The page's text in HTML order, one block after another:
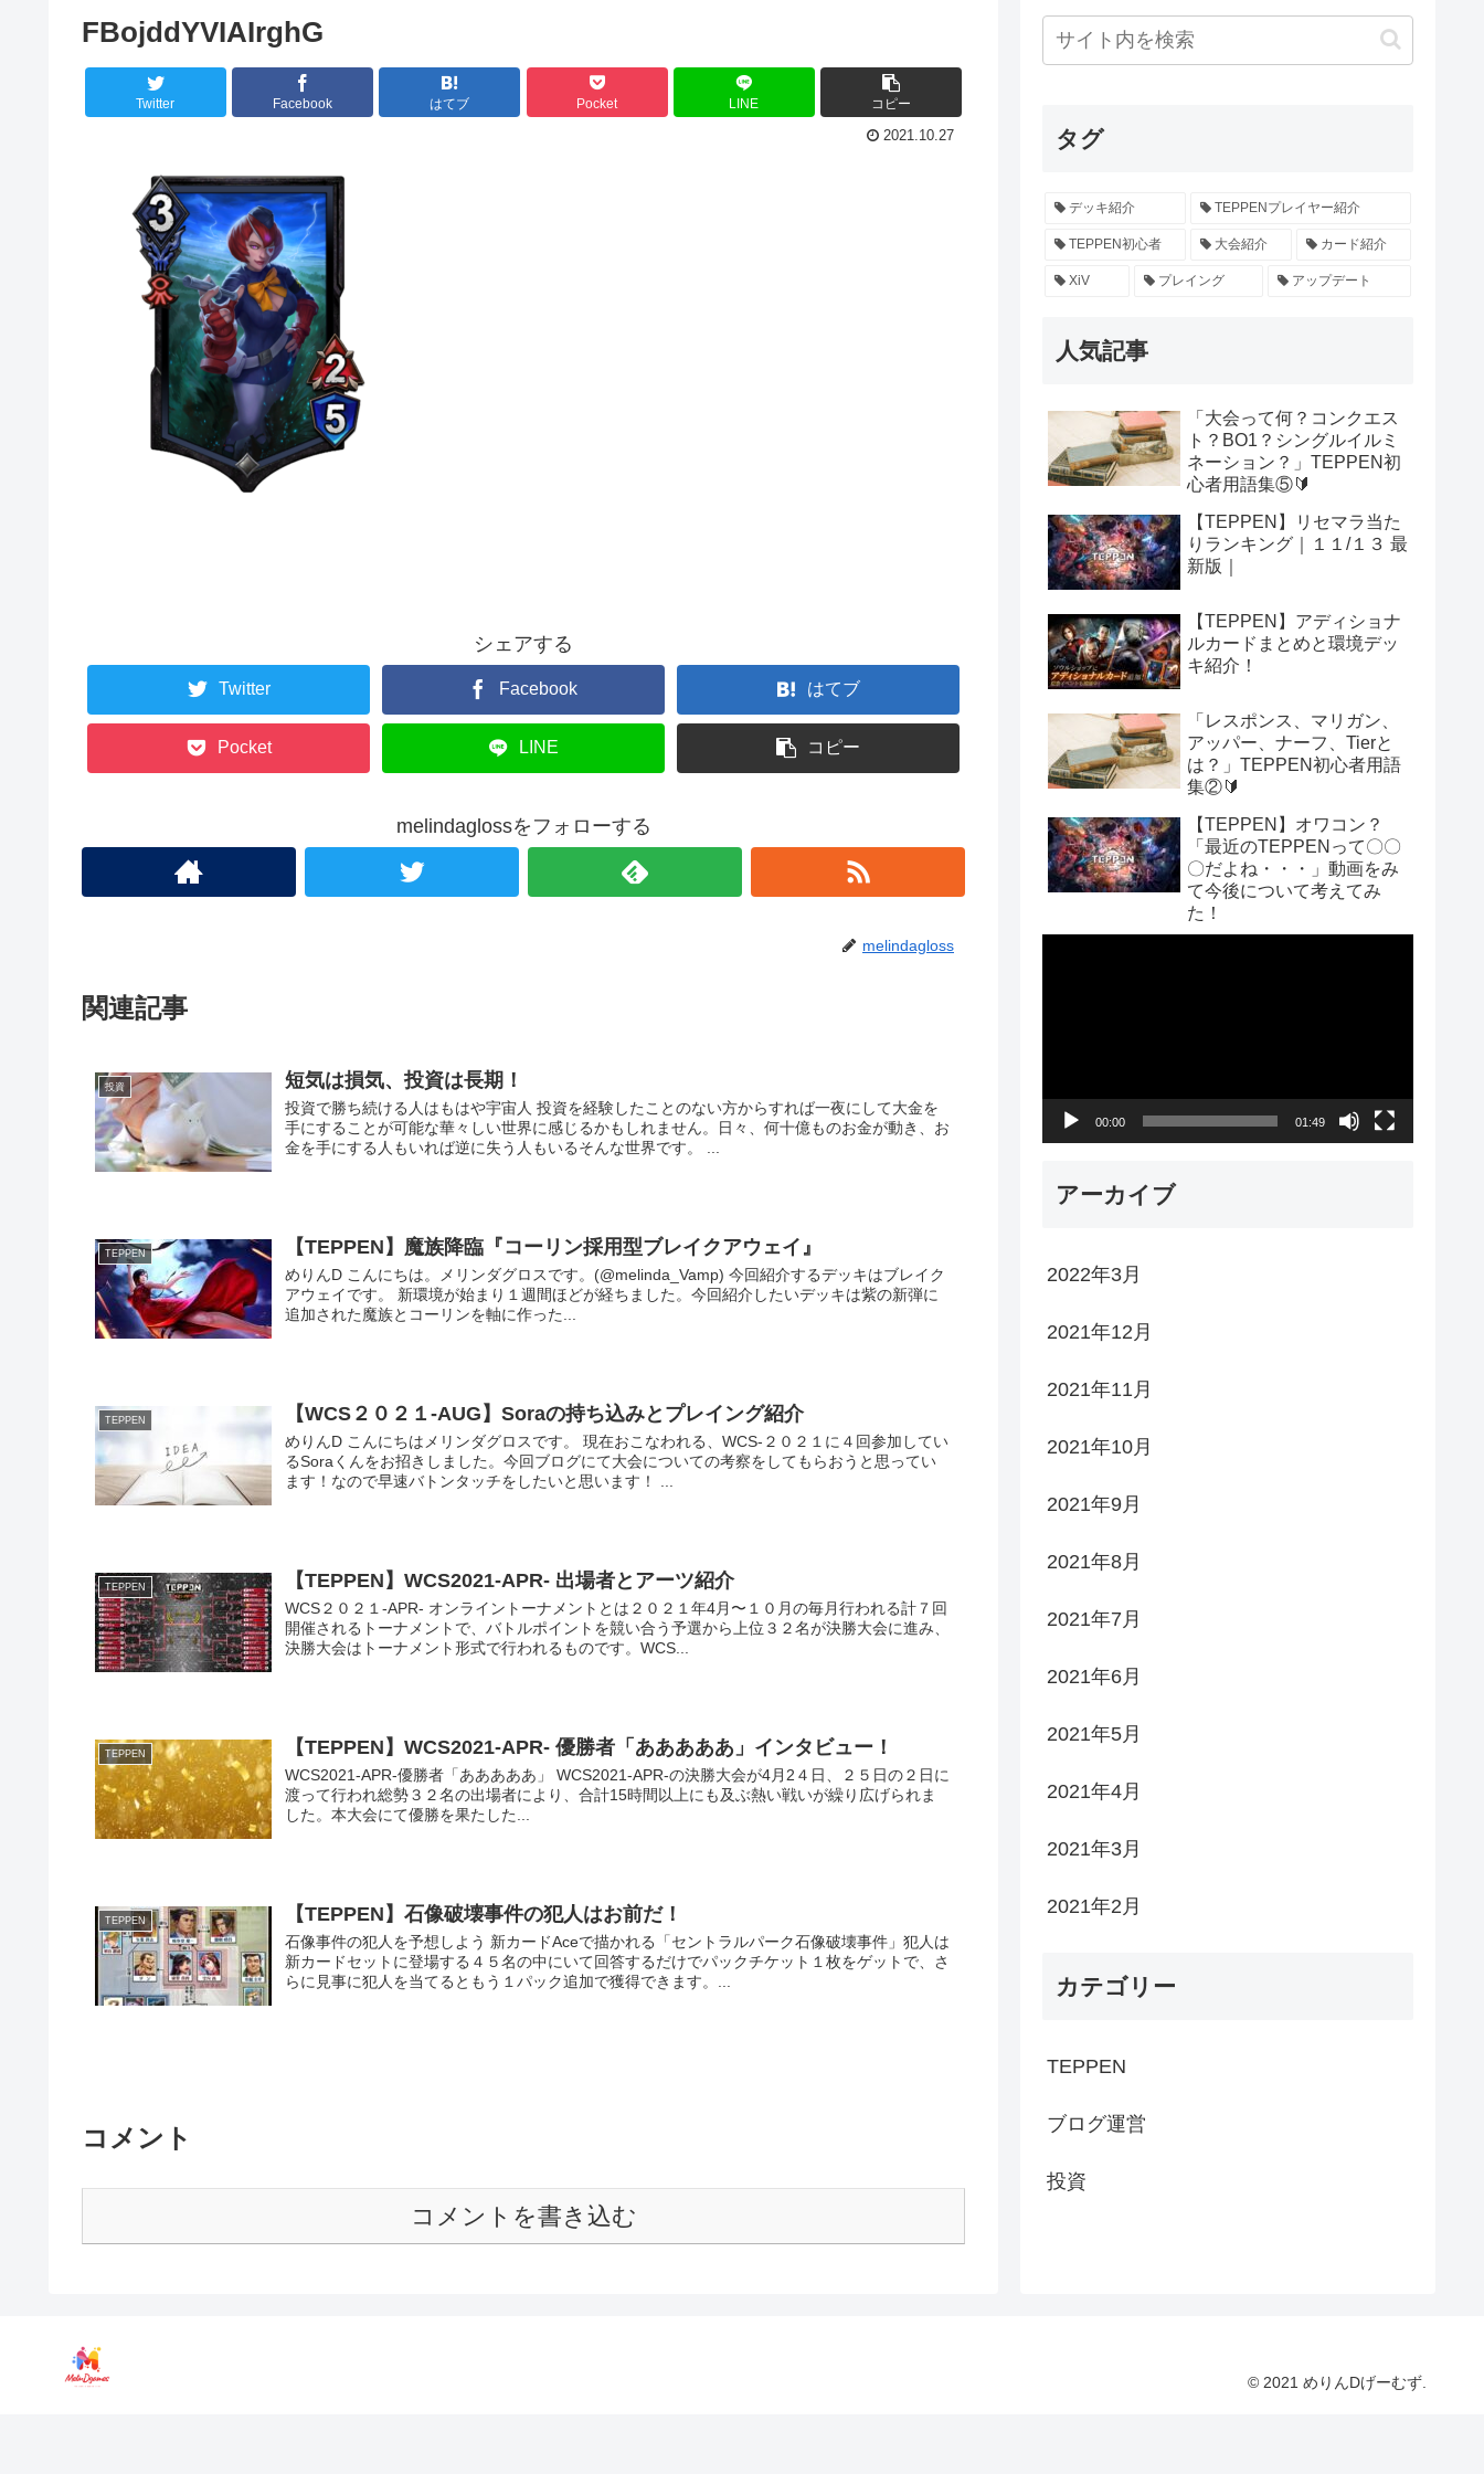
FBojddYVIAIrghG
Twitter Facebook はてブ Pocket LINE コピー
2021.10.27
シェアする
Twitter Facebook はてブ
Pocket LINE コピー
melindaglossをフォローする
melindagloss
関連記事
投資 短気は損気、投資は長期！
投資で勝ち続ける人はもはや宇宙人 投資を経験したことのない方からすれば一夜にして大金を
手にすることが可能な華々しい世界に感じるかもしれません。日々、何十億ものお金が動き、お
金を手にする人もいれば逆に失う人もいるそんな世界です。 ...
TEPPEN 【TEPPEN】魔族降臨『コーリン採用型ブレイクアウェイ』
めりんD こんにちは。メリンダグロスです。(@melinda_Vamp) 今回紹介するデッキはブレイク
アウェイです。 新環境が始まり１週間ほどが経ちました。今回紹介したいデッキは紫の新弾に
追加された魔族とコーリンを軸に作った...
TEPPEN 【WCS２０２１-AUG】Soraの持ち込みとプレイング紹介
めりんD こんにちはメリンダグロスです。 現在おこなわれる、WCS-２０２１に４回参加してい
るSoraくんをお招きしました。今回ブログにて大会についての考察をしてもらおうと思ってい
ます！なので早速バトンタッチをしたいと思います！ ...
TEPPEN 【TEPPEN】WCS2021-APR- 出場者とアーツ紹介
WCS２０２１-APR- オンライントーナメントとは２０２１年4月〜１０月の毎月行われる計７回
開催されるトーナメントで、バトルポイントを競い合う予選から上位３２名が決勝大会に進み、
決勝大会はトーナメント形式で行われるものです。WCS...
TEPPEN 【TEPPEN】WCS2021-APR- 優勝者「あああああ」インタビュー！
WCS2021-APR-優勝者「あああああ」 WCS2021-APR-の決勝大会が4月2４日、２５日の２日に
渡って行われ総勢３２名の出場者により、合計15時間以上にも及ぶ熱い戦いが繰り広げられま
した。本大会にて優勝を果たした...
TEPPEN 【TEPPEN】石像破壊事件の犯人はお前だ！
石像事件の犯人を予想しよう 新カードAceで描かれる「セントラルパーク石像破壊事件」犯人は
新カードセットに登場する４５名の中にいて回答するだけでパックチケット１枚をゲットで、さ
らに見事に犯人を当てるともう１パック追加で獲得できます。...
コメント
コメントを書き込む
タグ
デッキ紹介 TEPPENプレイヤー紹介
TEPPEN初心者 大会紹介 カード紹介
XiV プレイング アップデート
人気記事
「大会って何？コンクエス
ト？BO1？シングルイルミ
ネーション？」TEPPEN初
心者用語集⑤🔰
【TEPPEN】リセマラ当た
りランキング｜１１/１３ 最
新版｜
【TEPPEN】アディショナ
ルカードまとめと環境デッ
キ紹介！
「レスポンス、マリガン、
アッパー、ナーフ、Tierと
は？」TEPPEN初心者用語
集②🔰
【TEPPEN】オワコン？
「最近のTEPPENって〇〇
〇だよね・・・」動画をみ
て今後について考えてみ
た！
00:00 01:49
アーカイブ
2022年3月
2021年12月
2021年11月
2021年10月
2021年9月
2021年8月
2021年7月
2021年6月
2021年5月
2021年4月
2021年3月
2021年2月
カテゴリー
TEPPEN
ブログ運営
投資
© 2021 めりんDげーむず.